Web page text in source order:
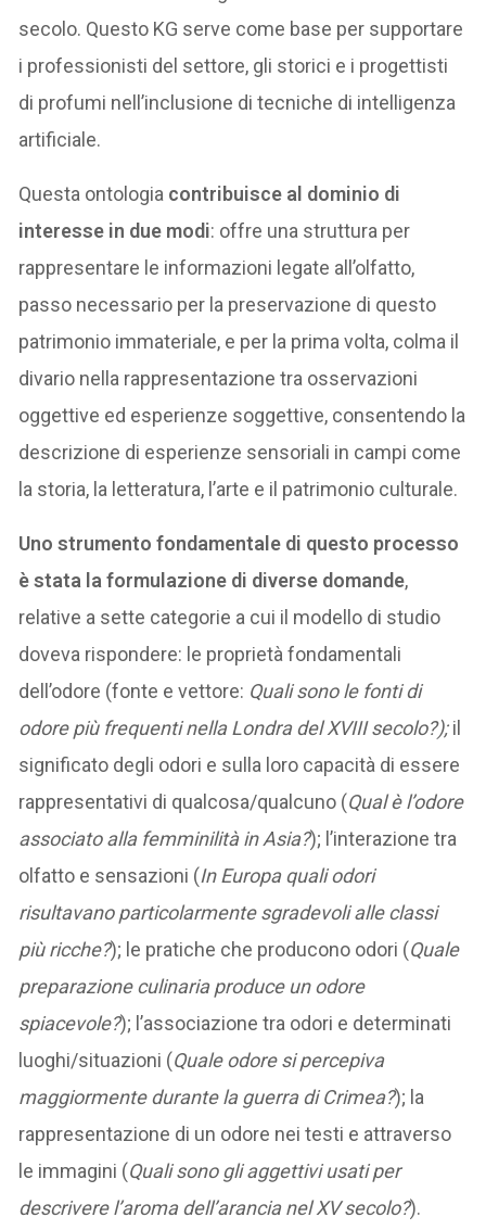
secolo. Questo KG serve come base per supportare
i professionisti del settore, gli storici e i progettisti
di profumi nell’inclusione di tecniche di intelligenza
artificiale.
Questa ontologia contribuisce al dominio di
interesse in due modi: offre una struttura per
rappresentare le informazioni legate all’olfatto,
passo necessario per la preservazione di questo
patrimonio immateriale, e per la prima volta, colma il
divario nella rappresentazione tra osservazioni
oggettive ed esperienze soggettive, consentendo la
descrizione di esperienze sensoriali in campi come
la storia, la letteratura, l’arte e il patrimonio culturale.
Uno strumento fondamentale di questo processo
è stata la formulazione di diverse domande,
relative a sette categorie a cui il modello di studio
doveva rispondere: le proprietà fondamentali
dell’odore (fonte e vettore: Quali sono le fonti di
odore più frequenti nella Londra del XVIII secolo?);il
significato degli odori e sulla loro capacità di essere
rappresentativi di qualcosa/qualcuno (Qual è l’odore
associato alla femminilità in Asia?); l’interazione tra
olfatto e sensazioni (In Europa quali odori
risultavano particolarmente sgradevoli alle classi
più ricche?); le pratiche che producono odori (Quale
preparazione culinaria produce un odore
spiacevole?); l’associazione tra odori e determinati
luoghi/situazioni (Quale odore si percepiva
maggiormente durante la guerra di Crimea?); la
rappresentazione di un odore nei testi e attraverso
le immagini (Quali sono gli aggettivi usati per
descrivere l’aroma dell’arancia nel XV secolo?).